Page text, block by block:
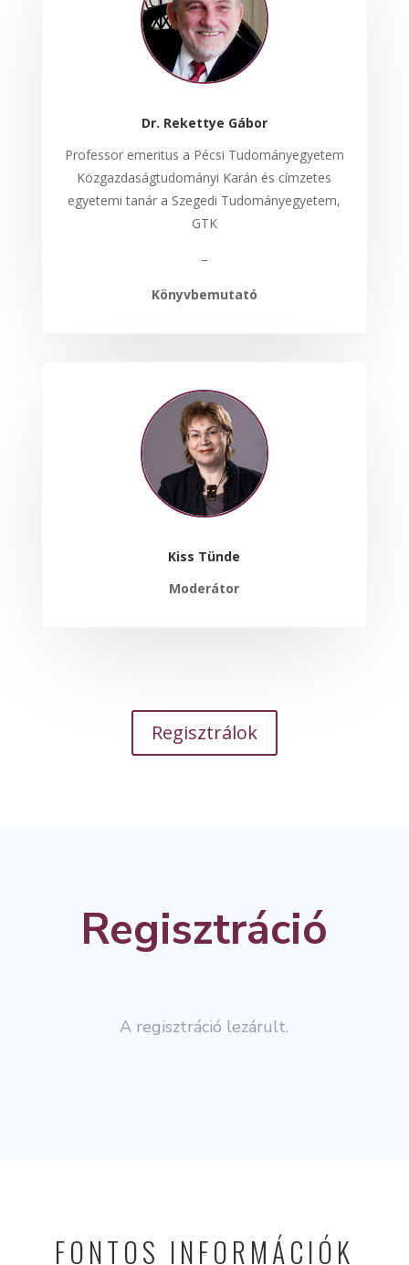
Dr. Rekettye Gábor
Professor emeritus a Pécsi Tudományegyetem
Közgazdaságtudományi Karán és címzetes
egyetemi tanár a Szegedi Tudományegyetem,
GTK
–
Könyvbemutató
Kiss Tünde
Moderátor
Regisztrálok
Regisztráció
A regisztráció lezárult.
FONTOS INFORMÁCIÓK